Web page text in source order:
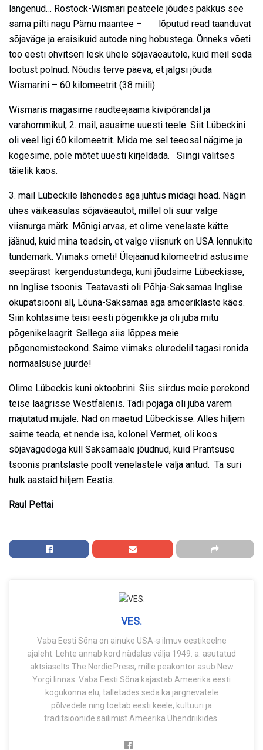
langenud… Rostock-Wismari peateele jõudes pakkus see
sama pilti nagu Pärnu maantee – lõputud read taanduvat
sõjaväge ja eraisikuid autode ning hobustega. Õnneks võeti
too eesti ohvitseri lesk ühele sõjaväeautole, kuid meil seda
lootust polnud. Nõudis terve päeva, et jalgsi jõuda
Wismarini – 60 kilomeetrit (38 miili).
Wismaris magasime raudteejaama kivipõrandal ja
varahommikul, 2. mail, asusime uuesti teele. Siit Lübeckini
oli veel ligi 60 kilomeetrit. Mida me sel teeosal nägime ja
kogesime, pole mõtet uuesti kirjeldada. Siingi valitses
täielik kaos.
3. mail Lübeckile lähenedes aga juhtus midagi head. Nägin
ühes väikeasulas sõjaväeautot, millel oli suur valge
viisnurga märk. Mõnigi arvas, et olime venelaste kätte
jäänud, kuid mina teadsin, et valge viisnurk on USA lennukite
tundemärk. Viimaks ometi! Ülejäänud kilomeetrid astusime
seepärast kergendustundega, kuni jõudsime Lübeckisse,
nn Inglise tsoonis. Teatavasti oli Põhja-Saksamaa Inglise
okupatsiooni all, Lõuna-Saksamaa aga ameeriklaste käes.
Siin kohtasime teisi eesti põgenikke ja oli juba mitu
põgenikelaagrit. Sellega siis lõppes meie
põgenemisteekond. Saime viimaks eluredelil tagasi ronida
normaalsuse juurde!
Olime Lübeckis kuni oktoobrini. Siis siirdus meie perekond
teise laagrisse Westfalenis. Tädi pojaga oli juba varem
majutatud mujale. Nad on maetud Lübeckisse. Alles hiljem
saime teada, et nende isa, kolonel Vermet, oli koos
sõjavägedega küll Saksamaale jõudnud, kuid Prantsuse
tsoonis prantslaste poolt venelastele välja antud. Ta suri
hulk aastaid hiljem Eestis.
Raul Pettai
VES.
Vaba Eesti Sõna on ainuke USA-s ilmuv eestikeelne
ajaleht. Lehte annab kord nädalas välja 1949. a. asutatud
aktsiaselts The Nordic Press, mille peakontor asub New
Yorgi linnas. Vaba Eesti Sõna kajastab Ameerika eesti
kogukonna elu, talletades seda ka järgnevatele
põlvedele ning toetab eesti keele, kultuuri ja
traditsioonide säilimist Ameerika Ühendriikides.